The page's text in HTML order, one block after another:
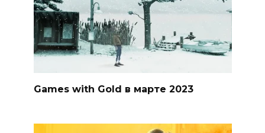
Games with Gold в марте 2023